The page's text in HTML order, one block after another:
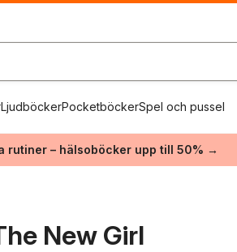
LjudböckerPocketböckerSpel och pussel
rutiner – hälsoböcker upp till 50% →
New Girl